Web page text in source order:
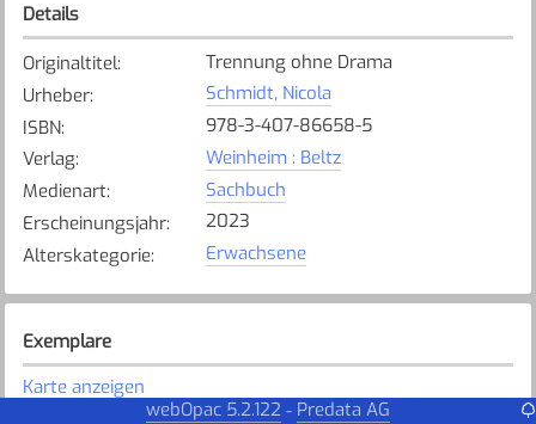
Details
Originaltitel:
Trennung ohne Drama
Urheber:
Schmidt, Nicola
ISBN:
978-3-407-86658-5
Verlag:
Weinheim : Beltz
Medienart:
Sachbuch
Erscheinungsjahr:
2023
Alterskategorie: Erwachsene
Exemplare
Karte anzeigen
webOpac 5.2.122 - Predata AG